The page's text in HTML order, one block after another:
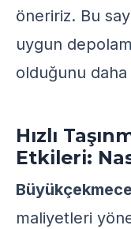
öneririz. Bu
uygun
olduğunu
Hızlı
Etkileri:
Büyükçekmece
maliyetleri